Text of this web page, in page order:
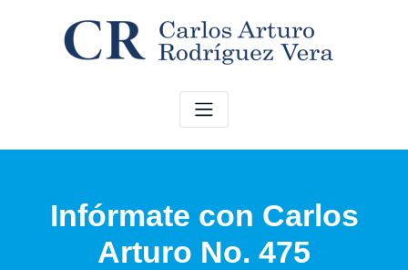
Infórmate con Carlos
Arturo No. 475